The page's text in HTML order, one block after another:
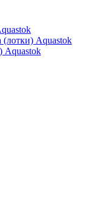
(лотки) Aquastok
Aquastok